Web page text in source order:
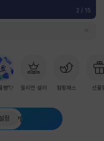
2 / 15
빵💘 밀리언 셀러 점핑패스 선물
천 받기
정